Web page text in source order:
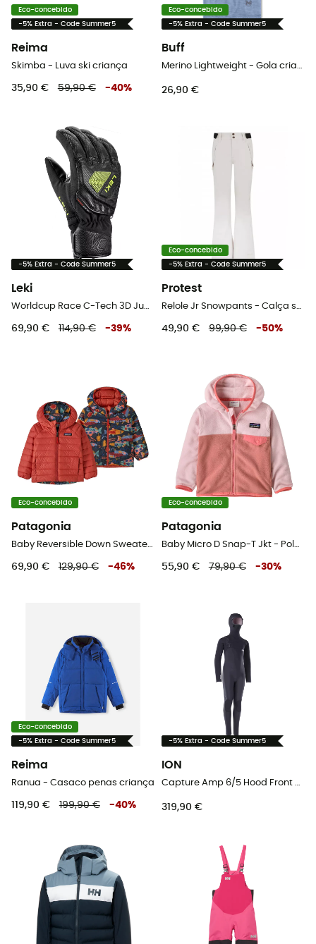
Eco-concebido
-5% Extra - Code Summer5
Reima
Skimba - Luva ski criança
35,90 € 59,90 € -40%
Eco-concebido
-5% Extra - Code Summer5
Buff
Merino Lightweight - Gola criança
26,90 €
-5% Extra - Code Summer5
Leki
69,90 € 114,90 € -39%
Eco-concebido
-5% Extra - Code Summer5
Protest
49,90 € 99,90 € -50%
Eco-concebido
Patagonia
69,90 € 129,90 € -46%
Eco-concebido
Patagonia
55,90 € 79,90 € -30%
Eco-concebido
-5% Extra - Code Summer5
Reima
Ranua - Casaco penas criança
119,90 € 199,90 € -40%
-5% Extra - Code Summer5
ION
319,90 €